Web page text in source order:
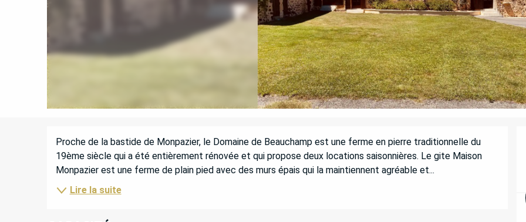
DESCRIPTION
Proche de la bastide de Monpazier, le Domaine de Beauchamp est une ferme en pierre traditionnelle du
19ème siècle qui a été entièrement rénovée et qui propose deux locations saisonnières. Le gite Maison
Monpazier est une ferme de plain pied avec des murs épais qui la maintiennent agréable et...
Lire la suite